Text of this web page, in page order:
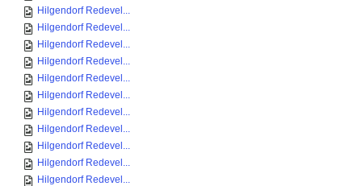
Hilgendorf Redevel...
Hilgendorf Redevel...
Hilgendorf Redevel...
Hilgendorf Redevel...
Hilgendorf Redevel...
Hilgendorf Redevel...
Hilgendorf Redevel...
Hilgendorf Redevel...
Hilgendorf Redevel...
Hilgendorf Redevel...
Hilgendorf Redevel...